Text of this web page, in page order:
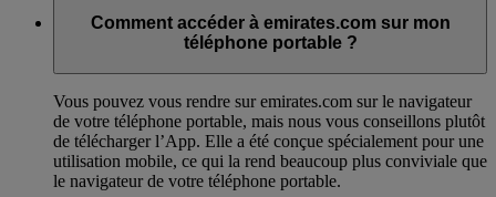
Comment accéder à emirates.com sur mon
téléphone portable ?
Vous pouvez vous rendre sur emirates.com sur le navigateur
de votre téléphone portable, mais nous vous conseillons plutôt
de télécharger l’App. Elle a été conçue spécialement pour une
utilisation mobile, ce qui la rend beaucoup plus conviviale que
le navigateur de votre téléphone portable.